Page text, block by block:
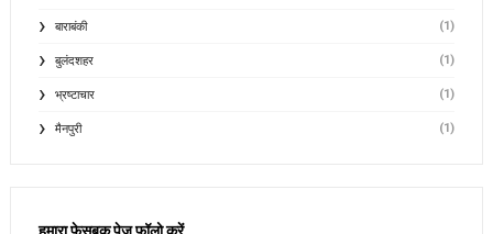
बाराबंकी (1)
बुलंदशहर (1)
भ्रष्टाचार (1)
मैनपुरी (1)